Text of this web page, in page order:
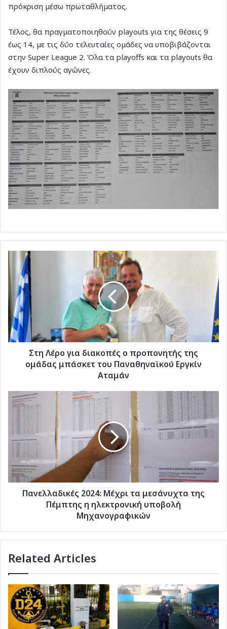
πρόκριση μέσω πρωταθλήματος.
Τέλος, θα πραγματοποιηθούν playouts για της θέσεις 9
έως 14, με τις δύο τελευταίες ομάδες να υποβιβάζονται
στην Super League 2. Όλα τα playoffs και τα playouts θα
έχουν διπλούς αγώνες.
Λέρο
για
διακοπές
ο
προπονητής
της
ομάδας
μπάσκετ
Παναθηναϊκού
Στη Λέρο για διακοπές ο προπονητής της
ομάδας μπάσκετ του Παναθηναϊκού Εργκίν
Αταμάν
Πανελλαδικές
2024:
μεσάνυχτα
Πέμπτης
ηλεκτρονική
υποβολή
Μηχανογραφικών
Πανελλαδικές 2024: Μέχρι τα μεσάνυχτα της
Πέμπτης η ηλεκτρονική υποβολή
Μηχανογραφικών
Related Articles